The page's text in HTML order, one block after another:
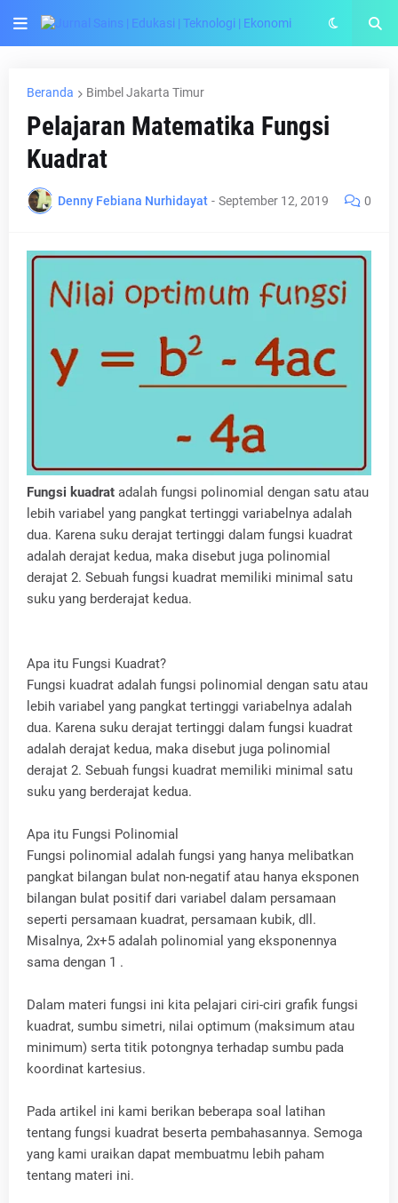
Beranda Bimbel Jakarta Timur
Pelajaran Matematika Fungsi
Kuadrat
Denny Febiana Nurhidayat - September 12, 2019 0
Fungsi kuadrat adalah fungsi polinomial dengan satu atau
lebih variabel yang pangkat tertinggi variabelnya adalah
dua. Karena suku derajat tertinggi dalam fungsi kuadrat
adalah derajat kedua, maka disebut juga polinomial
derajat 2. Sebuah fungsi kuadrat memiliki minimal satu
suku yang berderajat kedua.
Apa itu Fungsi Kuadrat?
Fungsi kuadrat adalah fungsi polinomial dengan satu atau
lebih variabel yang pangkat tertinggi variabelnya adalah
dua. Karena suku derajat tertinggi dalam fungsi kuadrat
adalah derajat kedua, maka disebut juga polinomial
derajat 2. Sebuah fungsi kuadrat memiliki minimal satu
suku yang berderajat kedua.
Apa itu Fungsi Polinomial
Fungsi polinomial adalah fungsi yang hanya melibatkan
pangkat bilangan bulat non-negatif atau hanya eksponen
bilangan bulat positif dari variabel dalam persamaan
seperti persamaan kuadrat, persamaan kubik, dll.
Misalnya, 2x+5 adalah polinomial yang eksponennya
sama dengan 1 .
Dalam materi fungsi ini kita pelajari ciri-ciri grafik fungsi
kuadrat, sumbu simetri, nilai optimum (maksimum atau
minimum) serta titik potongnya terhadap sumbu pada
koordinat kartesius.
Pada artikel ini kami berikan beberapa soal latihan
tentang fungsi kuadrat beserta pembahasannya. Semoga
yang kami uraikan dapat membuatmu lebih paham
tentang materi ini.